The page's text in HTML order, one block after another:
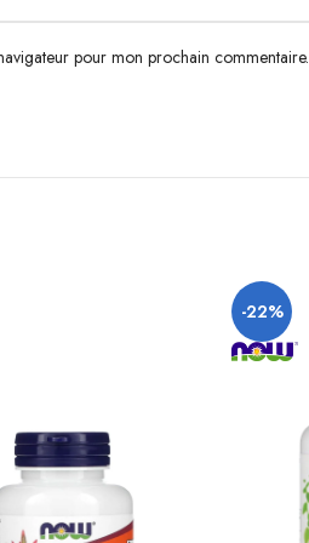
pour mon prochain commentaire.
-22%